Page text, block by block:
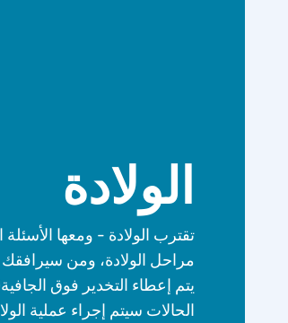
الولادة
تقترب الولادة - ومعها
مراحل الولادة، ومن
يتم إعطاء التخدير فوق
الحالات سيتم إجراء عملية